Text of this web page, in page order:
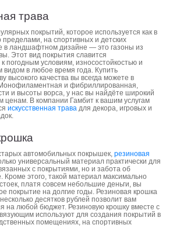
трава
покрытий, которое используется как в
пределами, на спортивных и детских
в ландшафтном дизайне — это газоны из
Этот вид покрытия славится
погодным условиям, износостойкостью и
в любое время года. Купить
высокого качества вы всегда можете в
и фибриллированная,
и высоты ворса, у нас вы найдёте широкий
ценам. В компании Гамбит к вашим услугам
искусственная трава для декора, игровых и
автомобильных покрышек, резиновая
универсальный материал практически для
с покрытиями, но и забота об
этого, такой материал максимально
платя совсем небольшие деньги, вы
покрытие на долгие годы. Резиновая крошка
десятков рублей позволит вам
на любой бюджет. Резиновую крошку вместе с
используют для создания покрытий в
помещениях, на спортивных